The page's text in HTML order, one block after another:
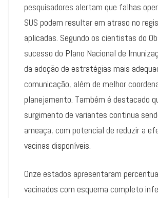
pesquisadores alertam que falhas
SUS podem resultar em atraso no
aplicadas. Segundo os cientistas do
sucesso do Plano Nacional de
da adoção de estratégias mais
comunicação, além de melhor
planejamento. Também é destacado
surgimento de variantes continua
ameaça, com potencial de reduzir a
vacinas disponíveis.
Onze estados apresentaram
vacinados com esquema completo